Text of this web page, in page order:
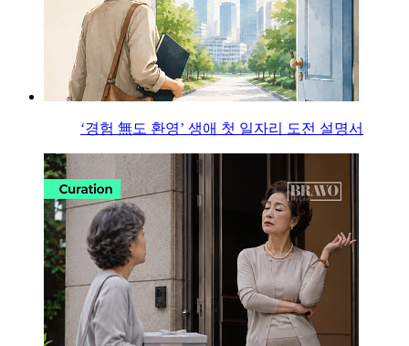
‘경험 無도 환영’ 생애 첫 일자리 도전 설명서